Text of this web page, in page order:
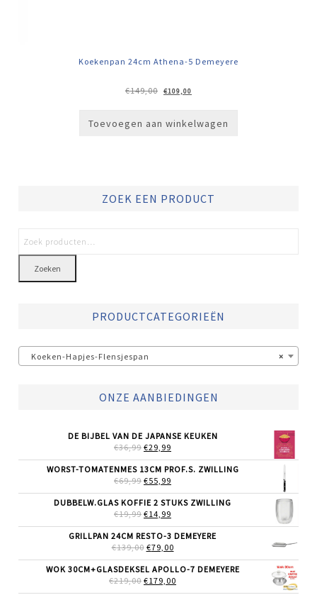
Koekenpan 24cm Athena-5 Demeyere
€149,00
Oorspronkelijke
prijs
€109,00
prijs
Toevoegen aan winkelwagen
ZOEK EEN PRODUCT
Zoeken
PRODUCTCATEGORIEËN
×
Koeken-Hapjes-Flensjespan
ONZE AANBIEDINGEN
DE BIJBEL VAN DE JAPANSE KEUKEN
€36,99 OORSPRONKELIJKE
WAS:
€36,99.
€29,99
IS:
WORST-TOMATENMES 13CM PROF.S. ZWILLING
€69,99 OORSPRONKELIJKE
WAS:
€69,99.
€55,99
IS:
DUBBELW.GLAS KOFFIE 2 STUKS ZWILLING
€19,99 OORSPRONKELIJKE
WAS:
€19,99.
€14,99
IS:
€14,99.
GRILLPAN 24CM RESTO-3 DEMEYERE
€139,00 OORSPRONKELIJKE
WAS:
€139,00.
€79,00HUIDIGE
IS:
€79,00.
WOK 30CM+GLASDEKSEL APOLLO-7 DEMEYERE
€219,00 OORSPRONKELIJKE
€179,00